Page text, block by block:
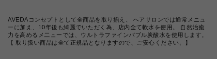
AVEDAコンセプトとして全商品を取り揃え、 へアサロンでは通常メニュ
ーに加え、10年後も綺麗でいただく為、店内全て軟水を使用。 自然治癒
力を高めるメ二ューでは、ウルトラファインバブル炭酸水を使用します。
【 取り扱い商品は全て正規品となりますので、ご安心ください。】